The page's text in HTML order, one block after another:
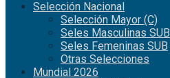
Selección Nacional
Selección Mayor (C)
Seles Masculinas SUB
Seles Femeninas SUB
Otras Selecciones
Mundial 2026